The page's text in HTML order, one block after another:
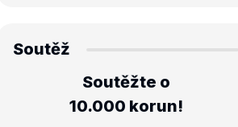
Soutěž
Soutěžte o
10.000 korun!